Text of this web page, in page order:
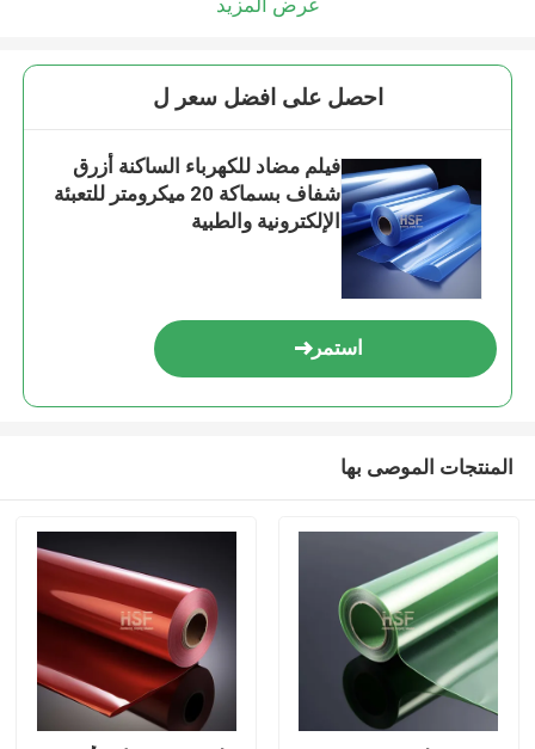
احصل على افضل سعر ل
فيلم مضاد للكهرباء الساكنة أزرق
شفاف بسماكة 20 ميكرومتر للتعبئة
الإلكترونية والطبية
استمر
المنتجات الموصى بها